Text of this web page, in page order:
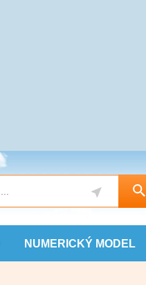
NUMERICKÝ MODEL